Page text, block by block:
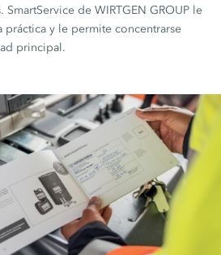
de WIRTGEN GROUP le
práctica y le permite concentrarse
principal.